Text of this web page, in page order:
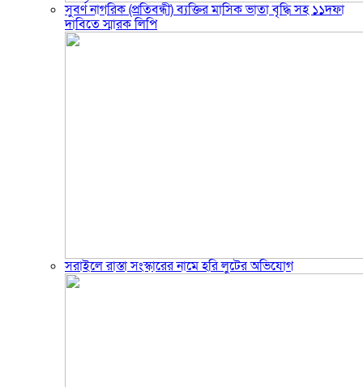
সুবর্ণ নাগরিক (প্রতিবন্ধী) ব্যক্তির মাসিক ভাতা বৃদ্ধি সহ ১১দফা
দাবিতে স্মারক লিপি
সরাইলে রাস্তা সংস্কারের নামে হরি লুটের অভিযোগ